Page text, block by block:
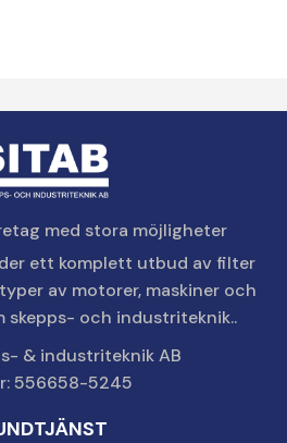
med stora möjligheter
ett komplett utbud av filter
av motorer, maskiner och
skepps- och industriteknik..
& industriteknik AB
556658-5245